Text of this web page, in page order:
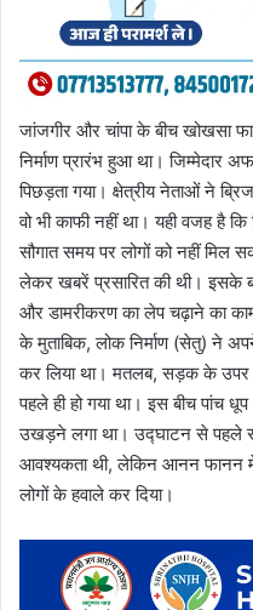
जांजगीर और चांपा के बीच खोखसा
निर्माण प्रारंभ हुआ था। जिम्मेदार
पिछड़ता गया। क्षेत्रीय नेताओं ने
वो भी काफी नहीं था। यही वजह है कि
सौगात समय पर लोगों को नहीं मिल
लेकर खबरें प्रसारित की थी। इसके
और डामरीकरण का लेप चढ़ाने का
के मुताबिक, लोक निर्माण (सेतु) ने
कर लिया था। मतलब, सड़क के उपर
पहले ही हो गया था। इस बीच पांच
उखड़ने लगा था। उद्घाटन से पहले
आवश्यकता थी, लेकिन आनन फानन में
लोगों के हवाले कर दिया।